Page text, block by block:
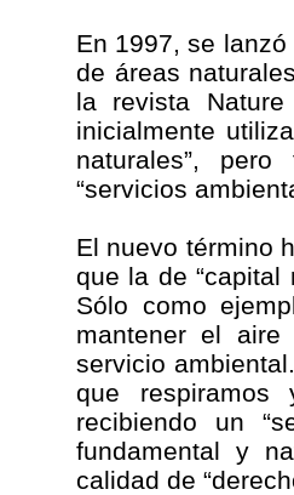
En 1997, se
de áreas
la revista
inicialmente
naturales”,
“servicios
El nuevo término
que la de “capital
Sólo como
mantener el
servicio
que respiramos
recibiendo un
fundamental y
calidad de